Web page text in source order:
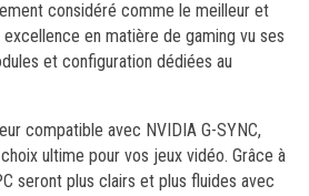
considéré comme le meilleur et
en matière de gaming vu ses
et configuration dédiées au
compatible avec NVIDIA G-SYNC,
ultime pour vos jeux vidéo. Grâce à
seront plus clairs et plus fluides avec